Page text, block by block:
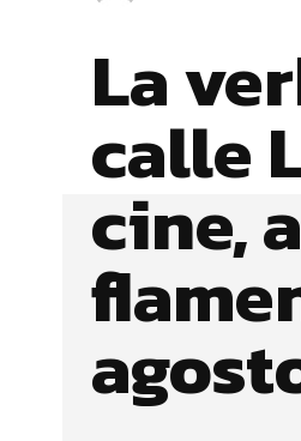
La
calle
cine,